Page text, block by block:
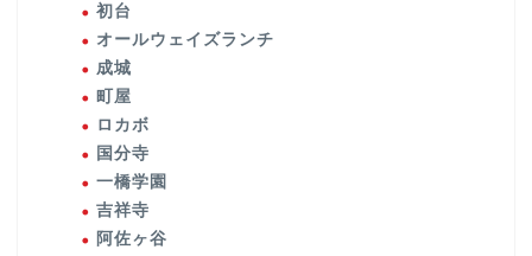
初台
オールウェイズランチ
成城
町屋
ロカボ
国分寺
一橋学園
吉祥寺
阿佐ヶ谷